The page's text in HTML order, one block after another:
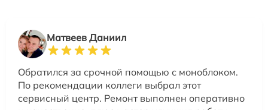
Матвеев Даниил
Обратился за срочной помощью с моноблоком.
По рекомендации коллеги выбрал этот
сервисный центр. Ремонт выполнен оперативно